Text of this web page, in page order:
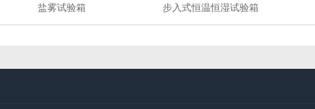
盐雾试验箱 步入式恒温恒湿试验箱